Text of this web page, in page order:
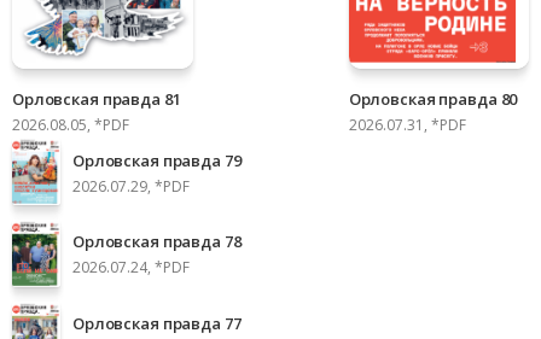
Орловская правда 81
2026.08.05, *PDF
Орловская правда 80
2026.07.31, *PDF
Орловская правда 79
2026.07.29, *PDF
Орловская правда 78
2026.07.24, *PDF
Орловская правда 77